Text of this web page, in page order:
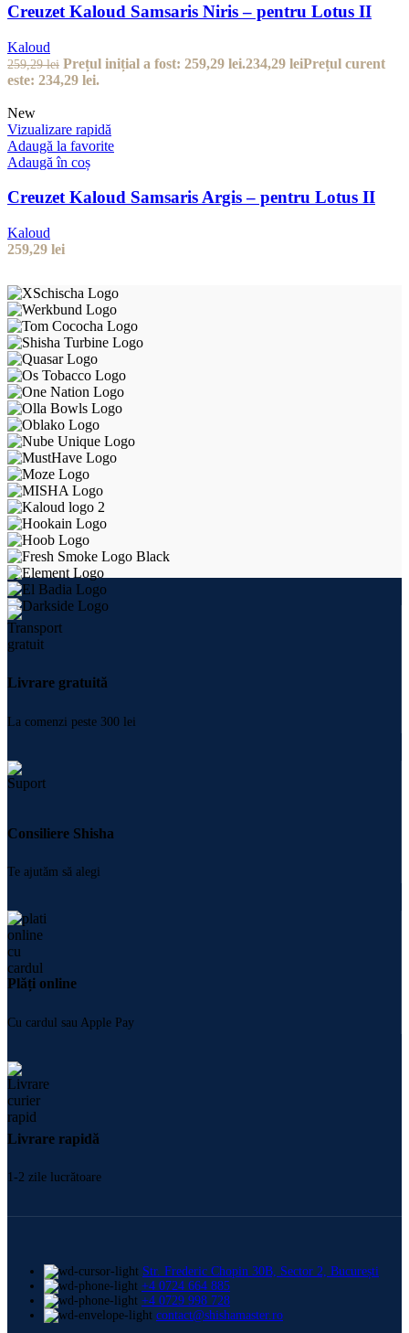
Creuzet Kaloud Samsaris Niris – pentru Lotus II
Kaloud
259,29lei Prețul inițial a fost: 259,29 lei.234,29 leiPrețul curent
este: 234,29 lei.
New
Vizualizare rapidă
Adaugă la favorite
Adaugă în coș
Creuzet Kaloud Samsaris Argis – pentru Lotus II
Kaloud
259,29 lei
Livrare gratuită
La comenzi peste 300 lei
Consiliere Shisha
Te ajutăm să alegi
Plăți online
Cu cardul sau Apple Pay
Livrare rapidă
1-2 zile lucrătoare
Str. Frederic Chopin 30B, Sector 2, București
+4 0724 664 885
+4 0729 998 728
contact@shishamaster.ro